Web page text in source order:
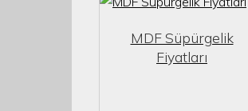
MDF Süpürgelik
Fiyatları